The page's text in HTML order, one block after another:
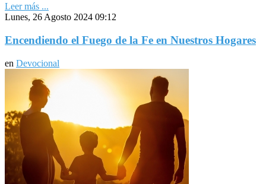
Leer más ...
Lunes, 26 Agosto 2024 09:12
Encendiendo el Fuego de la Fe en Nuestros Hogares
en Devocional